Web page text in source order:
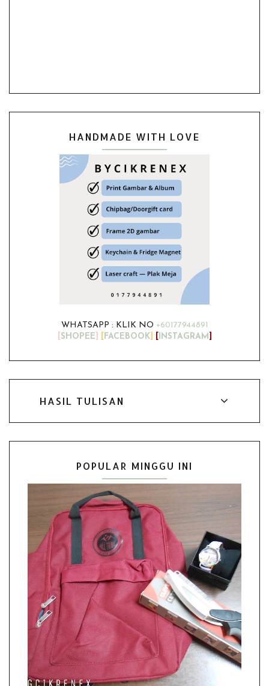
HANDMADE WITH LOVE
WHATSAPP : KLIK NO +60177944891
SHOPEE FACEBOOK] INSTAGRAM
HASIL TULISAN
POPULAR MINGGU INI